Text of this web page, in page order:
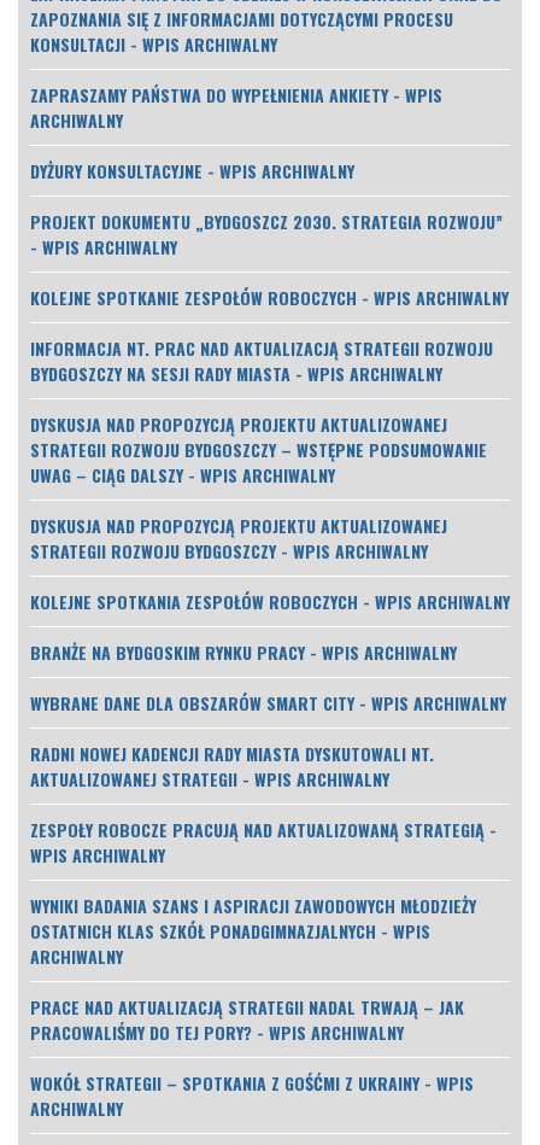
ZAPOZNANIA SIĘ Z INFORMACJAMI DOTYCZĄCYMI PROCESU
KONSULTACJI - WPIS ARCHIWALNY
ZAPRASZAMY PAŃSTWA DO WYPEŁNIENIA ANKIETY - WPIS
ARCHIWALNY
DYŻURY KONSULTACYJNE - WPIS ARCHIWALNY
PROJEKT DOKUMENTU „BYDGOSZCZ 2030. STRATEGIA ROZWOJU”
- WPIS ARCHIWALNY
KOLEJNE SPOTKANIE ZESPOŁÓW ROBOCZYCH - WPIS ARCHIWALNY
INFORMACJA NT. PRAC NAD AKTUALIZACJĄ STRATEGII ROZWOJU
BYDGOSZCZY NA SESJI RADY MIASTA - WPIS ARCHIWALNY
DYSKUSJA NAD PROPOZYCJĄ PROJEKTU AKTUALIZOWANEJ
STRATEGII ROZWOJU BYDGOSZCZY – WSTĘPNE PODSUMOWANIE
UWAG – CIĄG DALSZY - WPIS ARCHIWALNY
DYSKUSJA NAD PROPOZYCJĄ PROJEKTU AKTUALIZOWANEJ
STRATEGII ROZWOJU BYDGOSZCZY - WPIS ARCHIWALNY
KOLEJNE SPOTKANIA ZESPOŁÓW ROBOCZYCH - WPIS ARCHIWALNY
BRANŻE NA BYDGOSKIM RYNKU PRACY - WPIS ARCHIWALNY
WYBRANE DANE DLA OBSZARÓW SMART CITY - WPIS ARCHIWALNY
RADNI NOWEJ KADENCJI RADY MIASTA DYSKUTOWALI NT.
AKTUALIZOWANEJ STRATEGII - WPIS ARCHIWALNY
ZESPOŁY ROBOCZE PRACUJĄ NAD AKTUALIZOWANĄ STRATEGIĄ -
WPIS ARCHIWALNY
WYNIKI BADANIA SZANS I ASPIRACJI ZAWODOWYCH MŁODZIEŻY
OSTATNICH KLAS SZKÓŁ PONADGIMNAZJALNYCH - WPIS
ARCHIWALNY
PRACE NAD AKTUALIZACJĄ STRATEGII NADAL TRWAJĄ – JAK
PRACOWALIŚMY DO TEJ PORY? - WPIS ARCHIWALNY
WOKÓŁ STRATEGII – SPOTKANIA Z GOŚĆMI Z UKRAINY - WPIS
ARCHIWALNY